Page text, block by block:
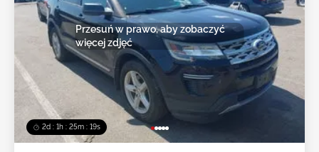
2d : 1h : 25m : 16s
Przesuń w prawo, aby zobaczyć
więcej zdjęć